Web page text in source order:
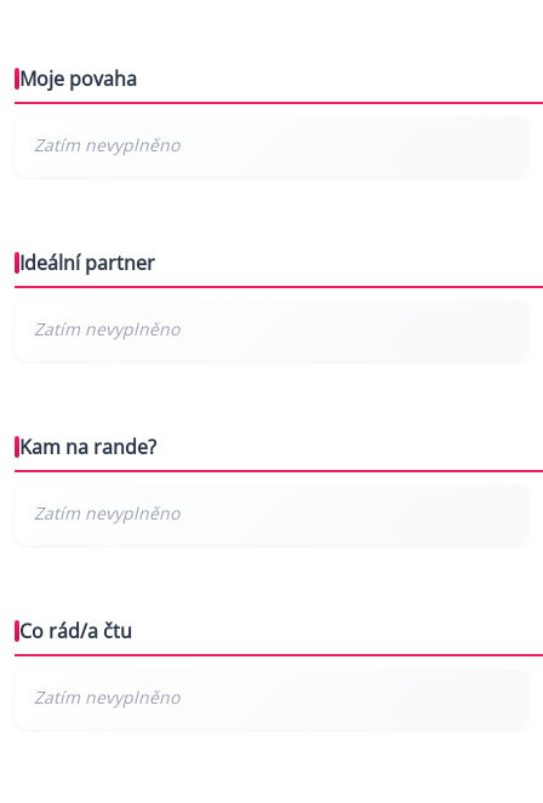
Moje povaha
Ideální partner
Kam na rande?
Co rád/a čtu